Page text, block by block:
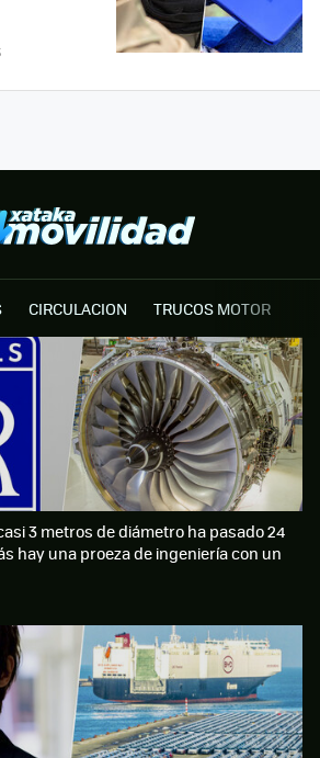
CIRCULACION TRUCOS MOTOR
3 metros de diámetro ha pasado 24
hay una proeza de ingeniería con un